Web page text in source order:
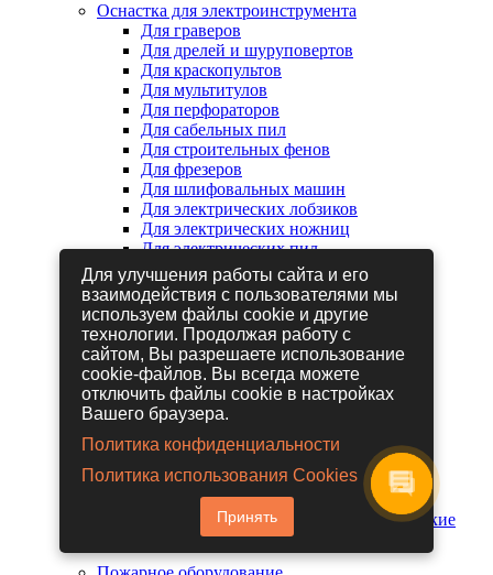
Оснастка для электроинструмента
Для граверов
Для дрелей и шуруповертов
Для краскопультов
Для мультитулов
Для перфораторов
Для сабельных пил
Для строительных фенов
Для фрезеров
Для шлифовальных машин
Для электрических лобзиков
Для электрических ножниц
Для электрических пил
Для электрических рубанков
Пневмоинструмент
Гайковерты пневматические
Дрели пневматические
Другие пневмоинструменты
Заклепочники пневматические
Наборы пневмоинструмента
Пистолеты пневматические
Расходные материалы для
пневмоинструментов
Шланги для пневмоинструментов
Шлифовальные машины пневматические
Для улучшения работы сайта и его
взаимодействия с пользователями мы
используем файлы cookie и другие
технологии. Продолжая работу с
сайтом, Вы разрешаете использование
cookie-файлов. Вы всегда можете
отключить файлы cookie в настройках
Вашего браузера.
Политика конфиденциальности
Политика использования Cookies
Принять